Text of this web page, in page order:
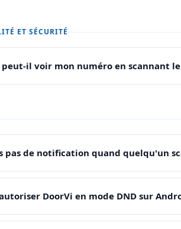
ET SÉCURITÉ
il voir mon numéro en scannant le
pas de notification quand quelqu'un
DoorVi en mode DND sur